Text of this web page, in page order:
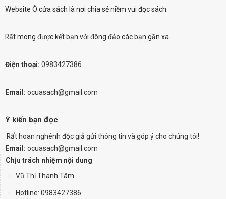
Website Ô cửa sách là nơi chia sẻ niềm vui đọc sách.
Rất mong được kết bạn với đông đảo các bạn gần xa.
Điện thoại: 0983427386
Email: ocuasach@gmail.com
Ý kiến bạn đọc
Rất hoan nghênh độc giả gửi thông tin và góp ý cho chúng tôi!
Email: ocuasach@gmail.com
Chịu trách nhiệm nội dung
Vũ Thị Thanh Tâm
Hotline: 0983427386